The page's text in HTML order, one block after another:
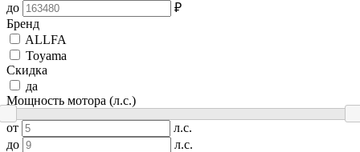
до
₽
Бренд
ALLFA
Toyama
Скидка
да
Мощность мотора (л.с.)
от
л.с.
до
л.с.